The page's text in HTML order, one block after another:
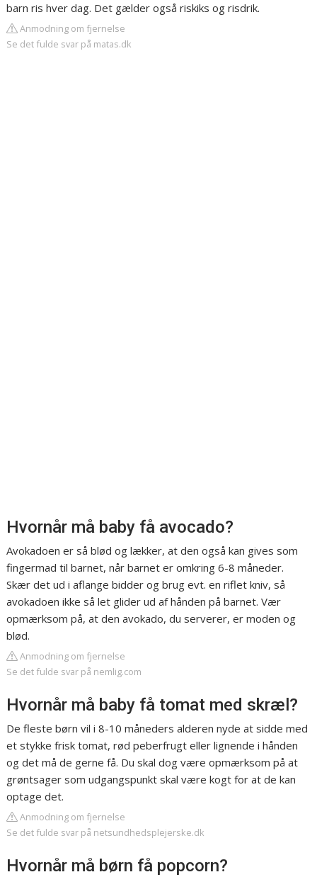
barn ris hver dag. Det gælder også riskiks og risdrik.
Anmodning om fjernelse
Se det fulde svar på matas.dk
Hvornår må baby få avocado?
Avokadoen er så blød og lækker, at den også kan gives som
fingermad til barnet, når barnet er omkring 6-8 måneder.
Skær det ud i aflange bidder og brug evt. en riflet kniv, så
avokadoen ikke så let glider ud af hånden på barnet. Vær
opmærksom på, at den avokado, du serverer, er moden og
blød.
Anmodning om fjernelse
Se det fulde svar på nemlig.com
Hvornår må baby få tomat med skræl?
De fleste børn vil i 8-10 måneders alderen nyde at sidde med
et stykke frisk tomat, rød peberfrugt eller lignende i hånden
og det må de gerne få. Du skal dog være opmærksom på at
grøntsager som udgangspunkt skal være kogt for at de kan
optage det.
Anmodning om fjernelse
Se det fulde svar på netsundhedsplejerske.dk
Hvornår må børn få popcorn?